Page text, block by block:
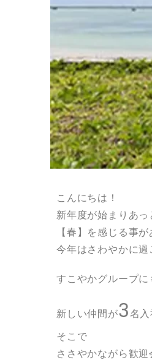
こんにちは！
新年度が始まりあ
【春】を感じる事
今年はさわやかに
すこやかグループに
新しい仲間が3名
そこで
ささやかながら歓迎